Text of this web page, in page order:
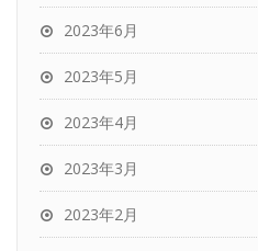
2023年6月
2023年5月
2023年4月
2023年3月
2023年2月